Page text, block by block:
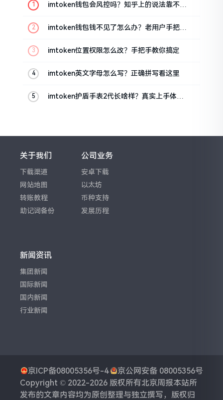
imtoken钱包会风控吗？知乎上的说法靠不靠
imtoken钱包钱不见了怎么办？老用户手把手
imtoken位置权限怎么改？手把手教你搞定
imtoken英文字母怎么写？正确拼写看这里
imtoken护盾手表2代长啥样？真实上手体验
关于我们
下载渠道
网站地图
转账教程
助记词备份
公司业务
安卓下载
以太坊
币种支持
发展历程
新闻资讯
集团新闻
国际新闻
国内新闻
行业新闻
京ICP备08005356号-4
京公网安备 08005356号
Copyright © 2022-2026 版权所有北京周报本站所
发布的文章内容均为原创整理与独立撰写，版权归